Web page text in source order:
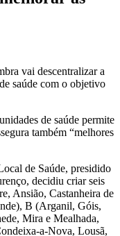
vai descentralizar a
saúde com o objetivo
de saúde permite
também “melhores
de Saúde, presidido
decidiu criar seis
Ansião, Castanheira de
B (Arganil, Góis,
Mira e Mealhada,
a-Nova, Lousã,